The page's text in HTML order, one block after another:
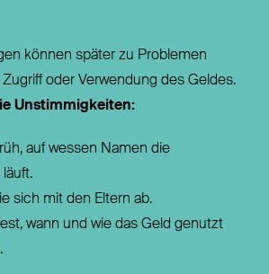
können später zu Problemen
oder Verwendung des Geldes.
Unstimmigkeiten:
auf wessen Namen die
sich mit den Eltern ab.
wann und wie das Geld genutzt